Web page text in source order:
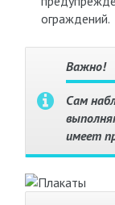
ограждений.
Важно!
Сам
имеет